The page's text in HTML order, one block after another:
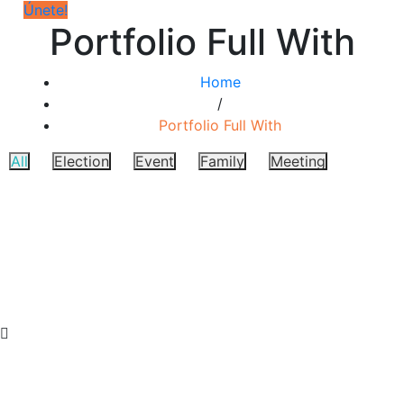
Únete!
Portfolio Full With
Home
/
Portfolio Full With
All
Election Event Family Meeting